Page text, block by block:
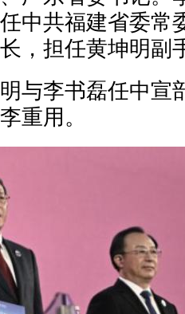
中共福建省委常
，担任黄坤明副
李书磊任中宣
重用。